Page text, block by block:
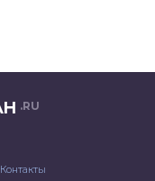
.RU
Контакты